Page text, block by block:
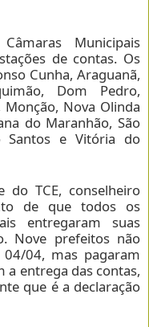
Municipais
de contas. Os
Cunha, Araguanã,
Dom Pedro,
Nova Olinda
do Maranhão, São
Santos e Vitória do
do TCE, conselheiro
de que todos os
entregaram suas
Nove prefeitos não
04, mas pagaram
a entrega das contas,
que é a declaração